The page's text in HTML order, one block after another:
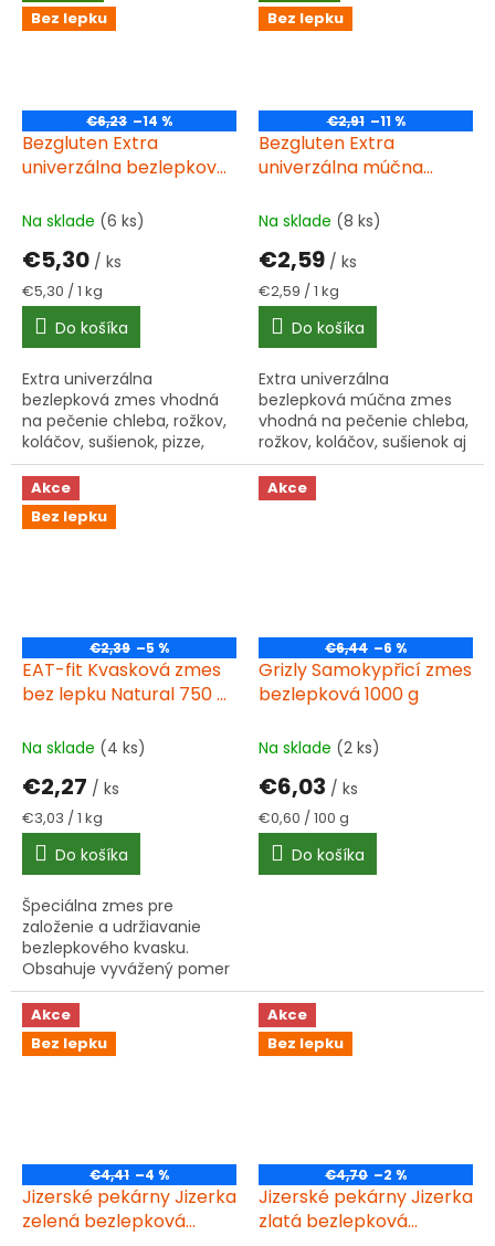
Bez lepku
€6,23 –14 %
Bezgluten Extra
univerzálna bezlepková
Na sklade (6 ks)
€5,30 / ks
Jednotková
cena:
€5,30 / 1 kg
Do košíka
Extra univerzálna
bezlepková zmes vhodná
na pečenie chleba, rožkov,
koláčov, sušienok, pizze,
palacinkiek aj knedlí.
Neobsahuje lepok, mlieko,
vajcia, čokoládu ani sóju....
Bez lepku
€2,91 –11 %
Bezgluten Extra
univerzálna múčna
Na sklade (8 ks)
€2,59 / ks
Jednotková
cena:
€2,59 / 1 kg
Do košíka
Extra univerzálna
bezlepková múčna zmes
vhodná na pečenie chleba,
rožkov, koláčov, sušienok aj
slaných pokrmov.
Neobsahuje lepok, laktózu,
vajcia ani sóju.
Akce
Bez lepku
€2,39 –5 %
EAT-fit Kvasková zmes
bez lepku Natural 750 g
Na sklade (4 ks)
€2,27 / ks
Jednotková
cena:
€3,03 / 1 kg
Do košíka
Špeciálna zmes pre
založenie a udržiavanie
bezlepkového kvasku.
Obsahuje vyvážený pomer
prirodzene bezlepkových
múk - ryžovej, kukuričnej,
pohánkovej a cirokovej.
Ideálna pre...
Akce
€6,44 –6 %
Grizly Samokypřicí zmes
bezlepková 1000 g
Na sklade (2 ks)
€6,03 / ks
Jednotková
cena:
€0,60 / 100 g
Do košíka
Akce
Bez lepku
€4,41 –4 %
Jizerské pekárny Jizerka
zelená bezlepková
Akce
Bez lepku
€4,70 –2 %
Jizerské pekárny Jizerka
zlatá bezlepková